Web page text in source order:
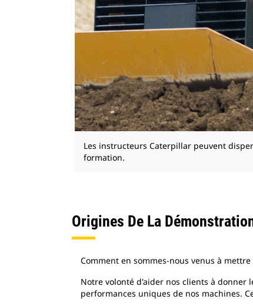
Les instructeurs Caterpillar peuvent
formation.
Origines De La
Comment en sommes-nous venus à
Notre volonté d'aider nos clients à donner
performances uniques de nos machines.